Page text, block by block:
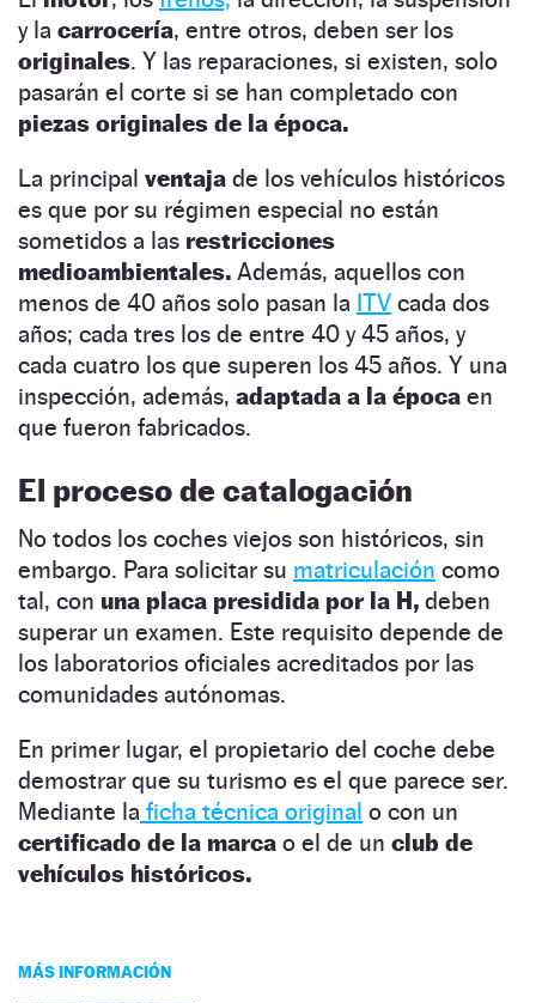
y la carrocería, entre otros, deben ser los
originales. Y las reparaciones, si existen, solo
pasarán el corte si se han completado con
piezas originales de la época.
La principal ventaja de los vehículos históricos
es que por su régimen especial no están
sometidos a las restricciones
medioambientales. Además, aquellos con
menos de 40 años solo pasan la ITV cada dos
años; cada tres los de entre 40 y 45 años, y
cada cuatro los que superen los 45 años. Y una
inspección, además, adaptada a la época en
que fueron fabricados.
El proceso de catalogación
No todos los coches viejos son históricos, sin
embargo. Para solicitar su matriculación como
tal, con una placa presidida por la H, deben
superar un examen. Este requisito depende de
los laboratorios oficiales acreditados por las
comunidades autónomas.
En primer lugar, el propietario del coche debe
demostrar que su turismo es el que parece ser.
Mediante la ficha técnica original o con un
certificado de la marca o el de un club de
vehículos históricos.
MÁS INFORMACIÓN